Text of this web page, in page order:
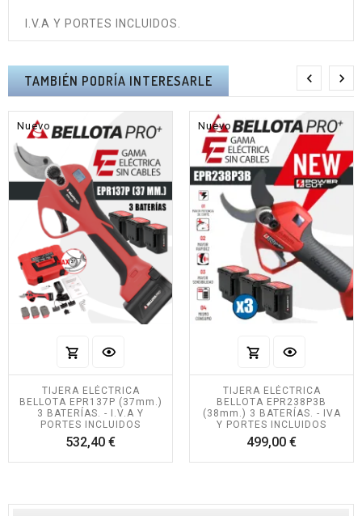
I.V.A Y PORTES INCLUIDOS.
TAMBIÉN PODRÍA INTERESARLE
Nuevo
TIJERA ELÉCTRICA
BELLOTA EPR137P (37mm.)
3 BATERÍAS. - I.V.A Y
PORTES INCLUIDOS
532,40 €Precio
Nuevo
TIJERA ELÉCTRICA
BELLOTA EPR238P3B
(38mm.) 3 BATERÍAS. - IVA
Y PORTES INCLUIDOS
499,00 €Precio
 